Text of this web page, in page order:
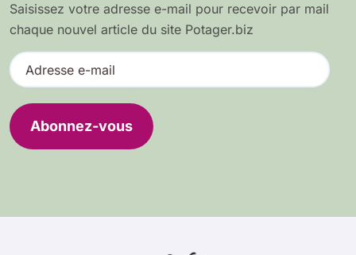
Saisissez votre adresse e-mail pour recevoir par mail
chaque nouvel article du site Potager.biz
A
d
e
s
Abonnez-vous